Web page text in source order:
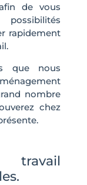
de vous
rapidement
que nous
nombre
chez
travail